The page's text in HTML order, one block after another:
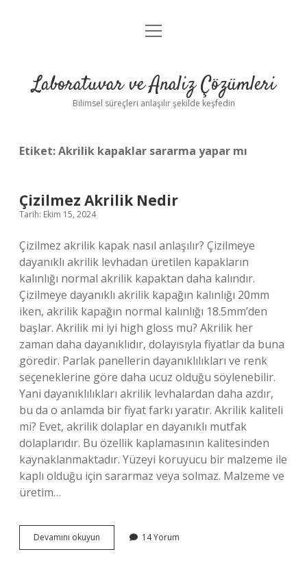
Anasayfa
Yasal Uyarı
menüyü
Laboratuvar ve Analiz Çözümleri
Bilimsel süreçleri anlaşılır şekilde keşfedin
Etiket:Akrilik kapaklar sararma yapar mı
Çizilmez Akrilik Nedir
Tarih: Ekim 15, 2024
Çizilmez akrilik kapak nasıl anlaşılır? Çizilmeye
dayanıklı akrilik levhadan üretilen kapakların
kalınlığı normal akrilik kapaktan daha kalındır.
Çizilmeye dayanıklı akrilik kapağın kalınlığı 20mm
iken, akrilik kapağın normal kalınlığı 18.5mm’den
başlar. Akrilik mi iyi high gloss mu? Akrilik her
zaman daha dayanıklıdır, dolayısıyla fiyatlar da buna
göredir. Parlak panellerin dayanıklılıkları ve renk
seçeneklerine göre daha ucuz olduğu söylenebilir.
Yani dayanıklılıkları akrilik levhalardan daha azdır,
bu da o anlamda bir fiyat farkı yaratır. Akrilik kaliteli
mi? Evet, akrilik dolaplar en dayanıklı mutfak
dolaplarıdır. Bu özellik kaplamasının kalitesinden
kaynaklanmaktadır. Yüzeyi koruyucu bir malzeme ile
kaplı olduğu için sararmaz veya solmaz. Malzeme ve
üretim…
Devamını okuyun Çizilmez
Akrilik
14 Yorum